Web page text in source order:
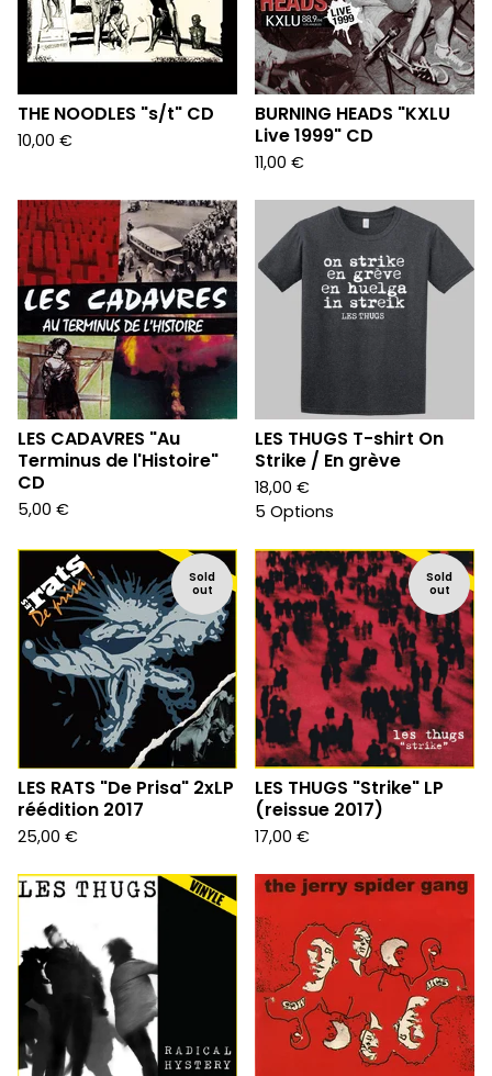
THE NOODLES "s/t" CD
10,00 €
BURNING HEADS "KXLU
Live 1999" CD
11,00 €
LES CADAVRES "Au
Terminus de l'Histoire"
CD
5,00 €
LES THUGS T-shirt On
Strike / En grève
18,00 €
5 Options
Sold
out
LES RATS "De Prisa" 2xLP
réédition 2017
25,00 €
Sold
out
LES THUGS "Strike" LP
(reissue 2017)
17,00 €